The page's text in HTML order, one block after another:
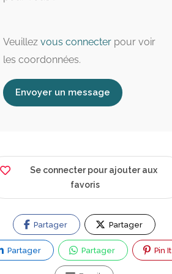
Veuillez vous connecter pour voir
les coordonnées.
Envoyer un message
Se connecter pour ajouter aux
favoris
Partager Partager
Partager Partager Pin It